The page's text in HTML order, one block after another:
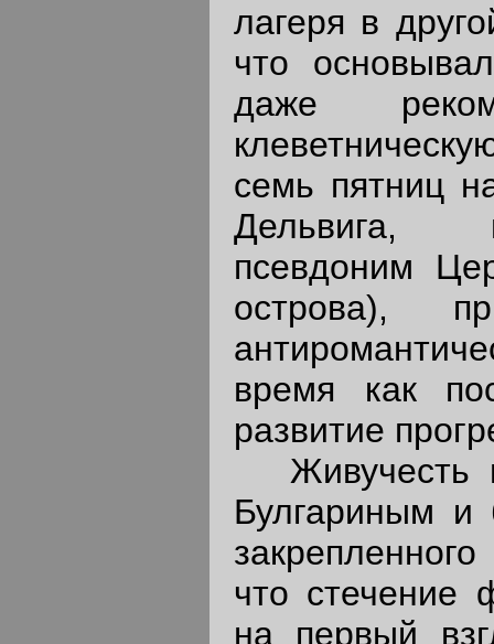
лагеря в
что
даже
семь пятниц
Дельвига,
псевдоним
острова),
время как
развитие
Живучесть
Булгариным и
что стечение
на первый